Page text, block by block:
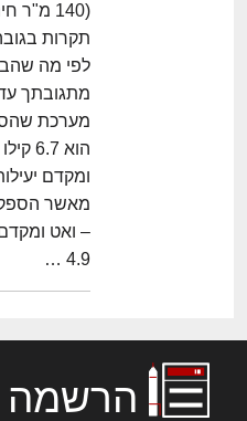
(140 מ"ר
לפי מה
מתגובתך
מערכת
הוא
– ואט
4.9 …
הרשמה